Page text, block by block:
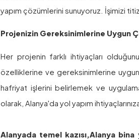
yapım çözümlerini sunuyoruz. İşimizi
Projenizin Gereksinimlerine Uygun
Her projenin farklı ihtiyaçları
özelliklerine ve gereksinimlerine
hafriyat işlerini belirlemek ve
olarak, Alanya'da yol yapım
Alanyada temel kazısı,Alanya bina